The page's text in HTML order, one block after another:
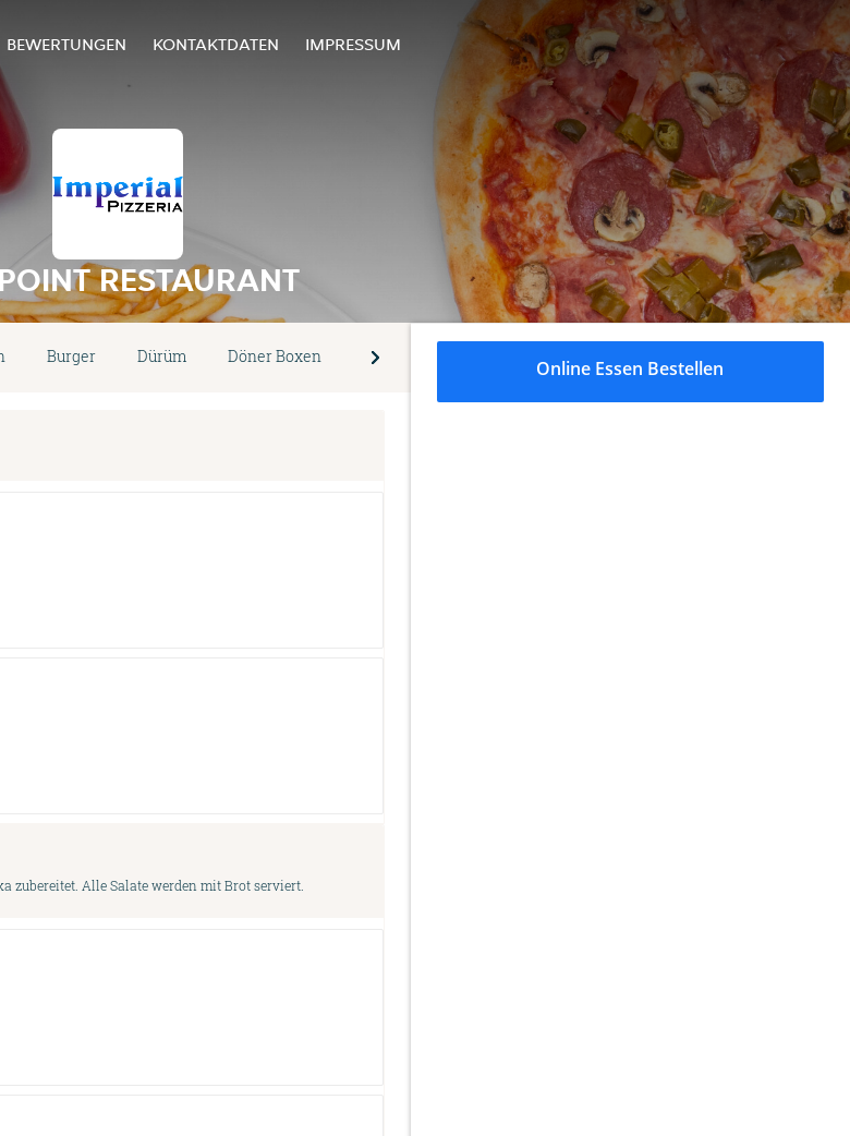
BEWERTUNGEN KONTAKTDATEN IMPRESSUM
RESTAURANT
Burger Dürüm Döner Boxen Beilagen Alkoholfreie Getränke
zubereitet. Alle Salate werden mit Brot serviert.
Online Essen Bestellen